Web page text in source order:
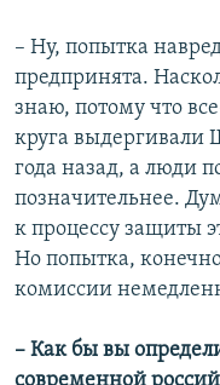
– Ну, попытка
предпринята.
знаю, потому что
круга выдергивали
года назад, а люди
позначительнее.
к процессу защиты
Но попытка,
комиссии
– Как бы вы